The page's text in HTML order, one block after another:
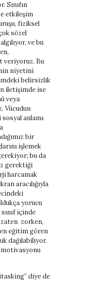
Sınıfın
etkileşim
fiziksel
sözel
ve bu
veriyoruz. Bu
niyetini
belirsizlik
iletişimde ise
veya
Vücudun
sosyal anlamı
bir
işlemek
bu da
gerektiği
harcamak
aracılığıyla
yorucu
içinde
zorken,
eğitim gören
dağılabiliyor.
diye de